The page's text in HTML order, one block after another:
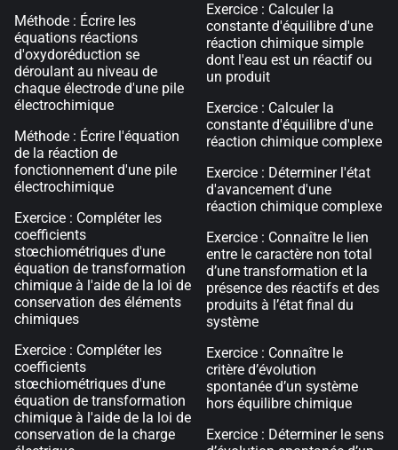
Méthode : Écrire les
équations réactions
d'oxydoréduction se
déroulant au niveau de
chaque électrode d'une pile
électrochimique
Méthode : Écrire l'équation
de la réaction de
fonctionnement d'une pile
électrochimique
Exercice : Compléter les
coefficients
stœchiométriques d'une
équation de transformation
chimique à l'aide de la loi de
conservation des éléments
chimiques
Exercice : Compléter les
coefficients
stœchiométriques d'une
équation de transformation
chimique à l'aide de la loi de
conservation de la charge
Exercice : Calculer la
constante d'équilibre d'une
réaction chimique simple
dont l'eau est un réactif ou
un produit
Exercice : Calculer la
constante d'équilibre d'une
réaction chimique complexe
Exercice : Déterminer l'état
d'avancement d'une
réaction chimique complexe
Exercice : Connaître le lien
entre le caractère non total
d’une transformation et la
présence des réactifs et des
produits à l’état final du
système
Exercice : Connaître le
critère d’évolution
spontanée d’un système
hors équilibre chimique
Exercice : Déterminer le sens